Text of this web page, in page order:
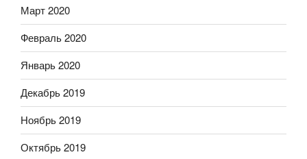
Март 2020
Февраль 2020
Январь 2020
Декабрь 2019
Ноябрь 2019
Октябрь 2019